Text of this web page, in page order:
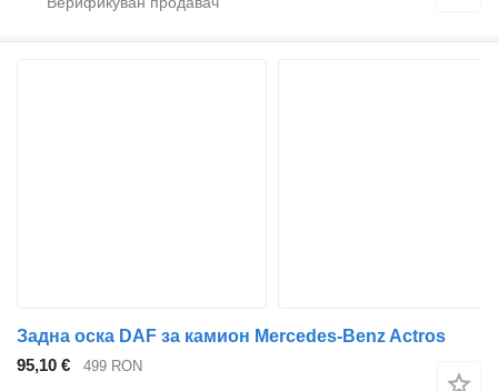
Задна оска DAF за камион Mercedes-Benz Actros
95,10 €
499 RON